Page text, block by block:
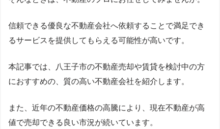
信頼できる優良な不動産会社へ依頼することで満足でき
るサービスを提供してもらえる可能性が高いです。
本記事では、八王子市の不動産売却や賃貸を検討中の方
におすすめの、質の高い不動産会社を紹介します。
また、近年の不動産価格の高騰により、現在不動産が高
値で売却できる良い市況が続いています。